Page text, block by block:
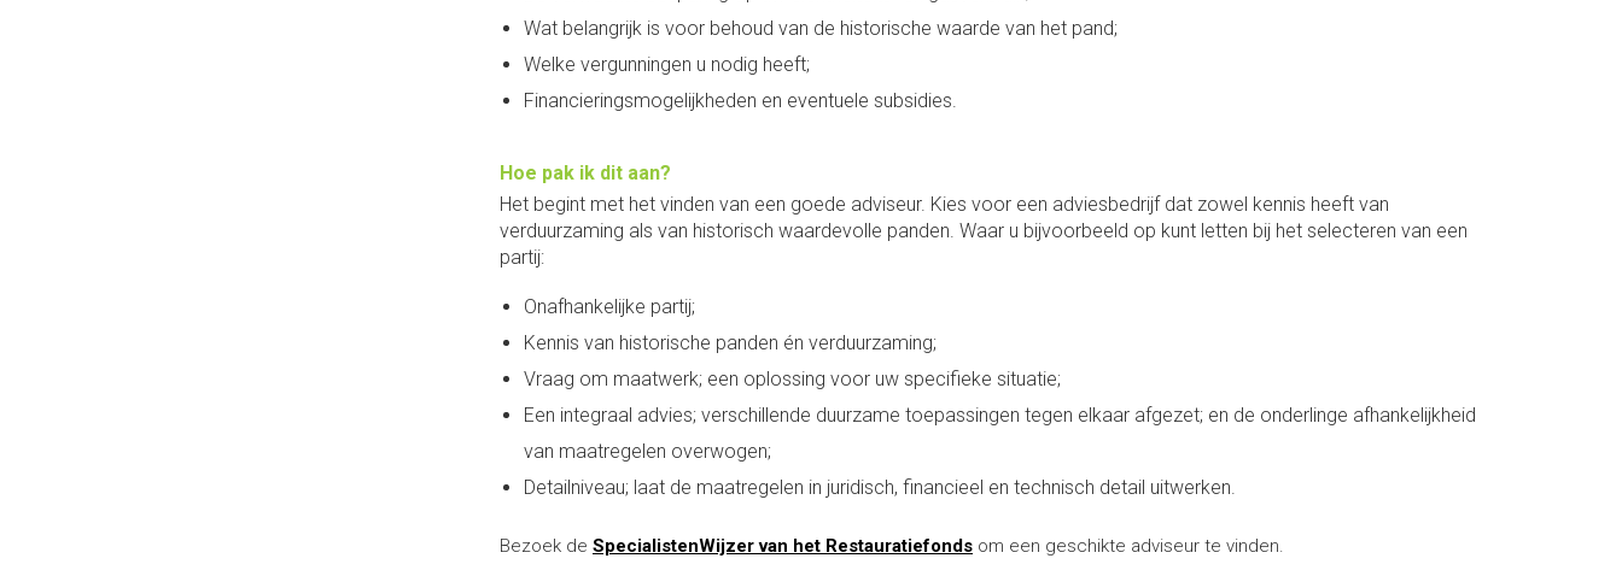
Wat belangrijk is voor behoud van de historische waarde van het pand;
Welke vergunningen u nodig heeft;
Financieringsmogelijkheden en eventuele subsidies.
Hoe pak ik dit aan?
Het begint met het vinden van een goede adviseur. Kies voor een adviesbedrijf dat zowel kennis heeft van
verduurzaming als van historisch waardevolle panden. Waar u bijvoorbeeld op kunt letten bij het selecteren van een
partij:
Onafhankelijke partij;
Kennis van historische panden én verduurzaming;
Vraag om maatwerk; een oplossing voor uw specifieke situatie;
Een integraal advies; verschillende duurzame toepassingen tegen elkaar afgezet; en de onderlinge afhankelijkheid
van maatregelen overwogen;
Detailniveau; laat de maatregelen in juridisch, financieel en technisch detail uitwerken.
Bezoek de SpecialistenWijzer van het Restauratiefonds om een geschikte adviseur te vinden.